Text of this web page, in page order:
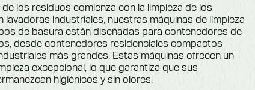
los residuos comienza con la limpieza de los
lavadoras industriales, nuestras máquinas de limpieza
de basura están diseñadas para contenedores de
desde contenedores residenciales compactos
más grandes. Estas máquinas ofrecen un
excepcional, lo que garantiza que sus
higiénicos y sin olores.